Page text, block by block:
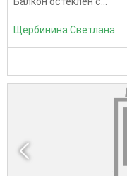
Щербинина Светлана